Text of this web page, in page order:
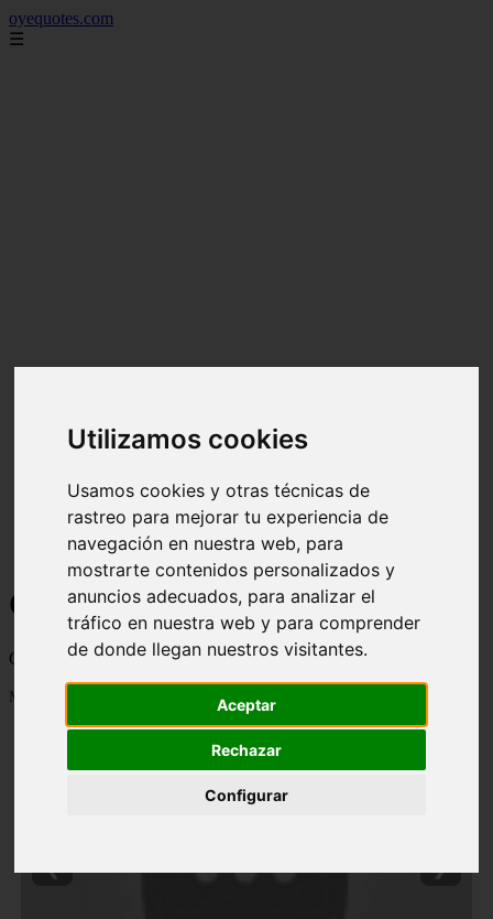
Utilizamos cookies
Usamos cookies y otras técnicas de
rastreo para mejorar tu experiencia de
navegación en nuestra web, para
mostrarte contenidos personalizados y
anuncios adecuados, para analizar el
tráfico en nuestra web y para comprender
de donde llegan nuestros visitantes.
Aceptar
Rechazar
Configurar
oyequotes.com
☰
Curiosidades y Sabias que
Cosas curiosas, curiosidades, noticias impactantes y mucho mas
Mostrando 1 - 24 de 2838 artículos